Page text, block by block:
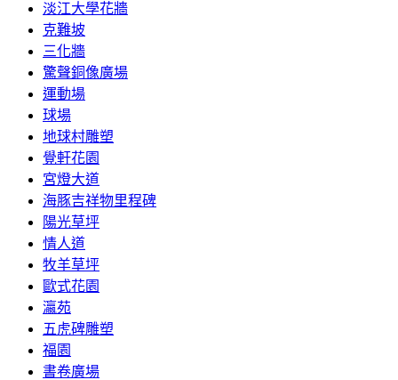
淡江大學花牆
克難坡
三化牆
驚聲銅像廣場
運動場
球場
地球村雕塑
覺軒花園
宮燈大道
海豚吉祥物里程碑
陽光草坪
情人道
牧羊草坪
歐式花園
瀛苑
五虎碑雕塑
福園
書卷廣場